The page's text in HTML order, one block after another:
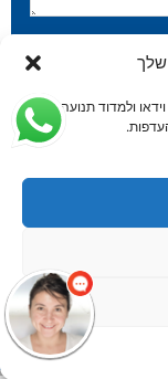
שלך
ולמדוד תנועה.
עורכי דין | האתר